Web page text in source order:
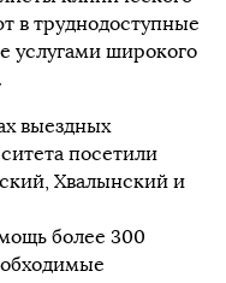
в труднодоступные
услугами широкого
выездных
посетили
Хвалынский и
более 300